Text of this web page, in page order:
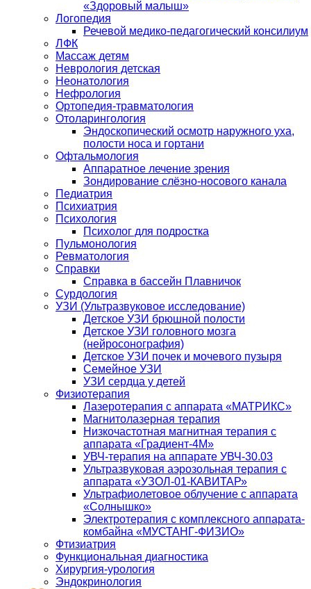
«Здоровый малыш»
Логопедия
Речевой медико-педагогический консилиум
ЛФК
Массаж детям
Неврология детская
Неонатология
Нефрология
Ортопедия-травматология
Отоларингология
Эндоскопический осмотр наружного уха,
полости носа и гортани
Офтальмология
Аппаратное лечение зрения
Зондирование слёзно-носового канала
Педиатрия
Психиатрия
Психология
Психолог для подростка
Пульмонология
Ревматология
Справки
Справка в бассейн Плавничок
Сурдология
УЗИ (Ультразвуковое исследование)
Детское УЗИ брюшной полости
Детское УЗИ головного мозга
(нейросонография)
Детское УЗИ почек и мочевого пузыря
Семейное УЗИ
УЗИ сердца у детей
Физиотерапия
Лазеротерапия с аппарата «МАТРИКС»
Магнитолазерная терапия
Низкочастотная магнитная терапия с
аппарата «Градиент-4М»
УВЧ-терапия на аппарате УВЧ-30.03
Ультразвуковая аэрозольная терапия с
аппарата «УЗОЛ-01-КАВИТАР»
Ультрафиолетовое облучение с аппарата
«Солнышко»
Электротерапия с комплексного аппарата-
комбайна «МУСТАНГ-ФИЗИО»
Фтизиатрия
Функциональная диагностика
Хирургия-урология
Эндокринология